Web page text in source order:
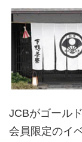
JCBがゴール
会員限定のイ